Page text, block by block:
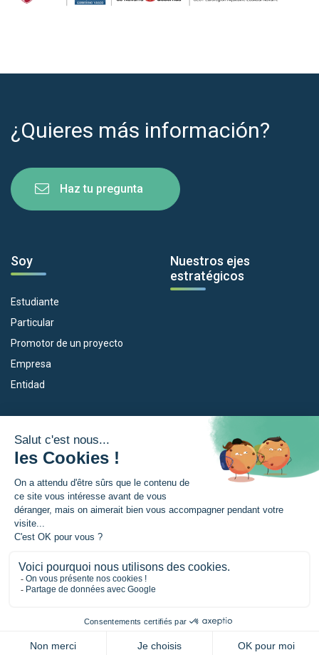
¿Quieres más información?
Haz tu pregunta
Soy
Estudiante
Particular
Promotor de un proyecto
Empresa
Entidad
Nuestros ejes
estratégicos
Empleo
Eskola Futura
Forma NAEN
TRANSFERMUGA-RREKIN
La Eurorregión
¿Qué es la Eurorregión?
Noticias
Area de prensea
© Eurorregion Nueva Aquitania, Euskadi, Navarra |Menciones legales